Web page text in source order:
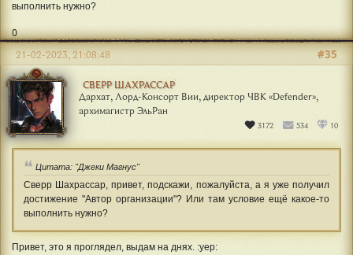
выполнить нужно?
0
СВЕРР ШАХРАССАР
Дархат, Лорд-Консорт Вии, директор ЧВК «Defender»,
архимагистр ЭльРан
3172 534 10
#35
21-02-2023, 21:08:48
Цитата: "Джеки Магнус"
Сверр Шахрассар, привет, подскажи, пожалуйста, а я уже получил
достижение "Автор организации"? Или там условие ещё какое-то
выполнить нужно?
Привет, это я проглядел, выдам на днях. :yep: